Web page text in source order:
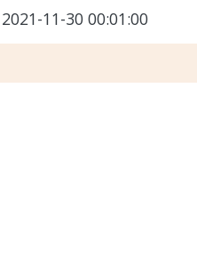
2021-11-30 00:01:00